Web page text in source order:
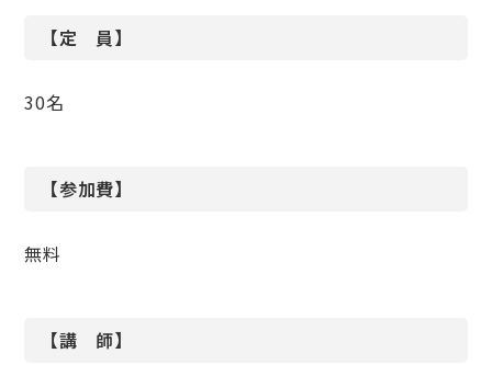
【定 員】
30名
【参加費】
無料
【講 師】